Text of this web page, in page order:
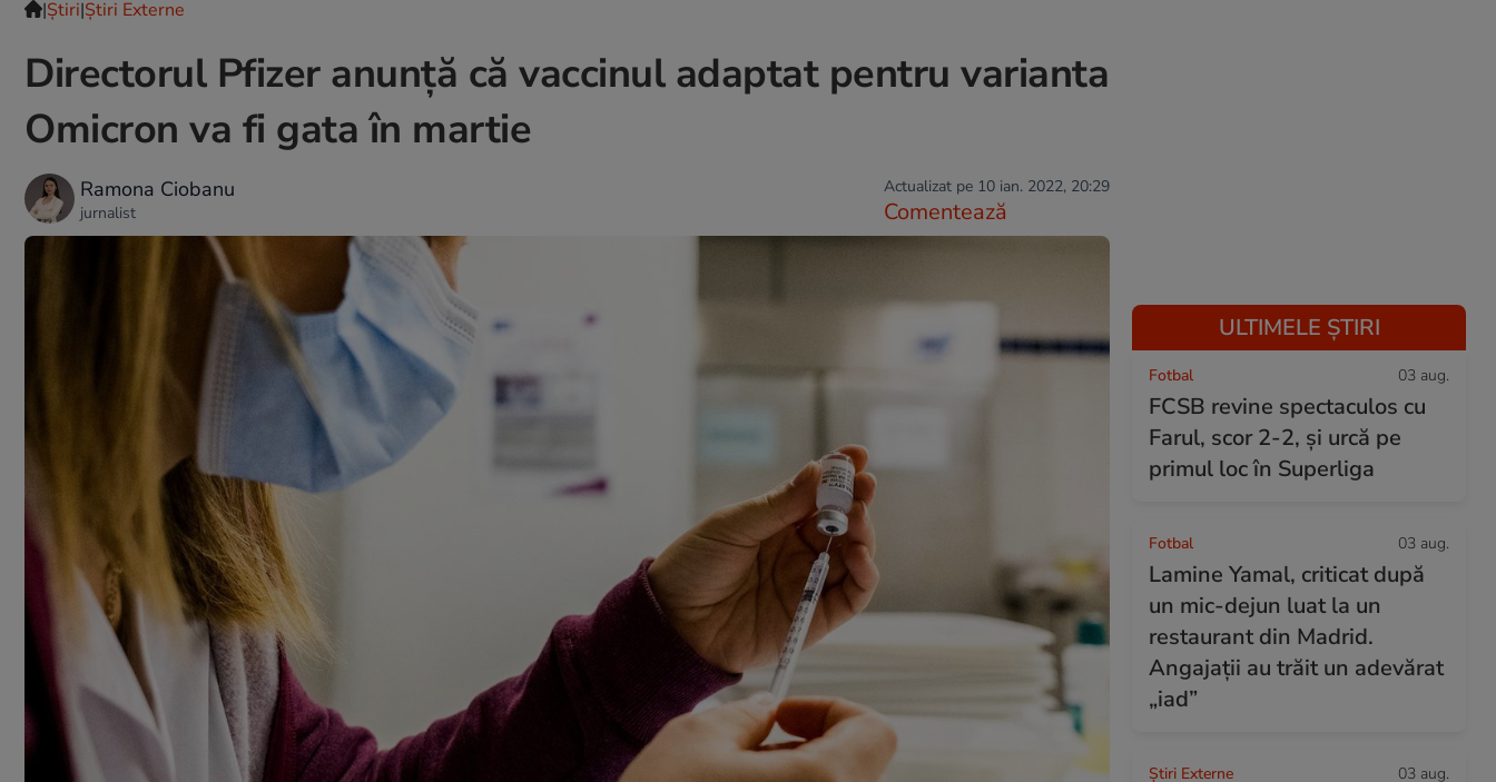
|Ştiri|Știri Externe
Directorul Pfizer anunță că vaccinul adaptat pentru varianta
Omicron va fi gata în martie
Ramona Ciobanu
jurnalist
Actualizat pe 10 ian. 2022, 20:29
Comentează
ULTIMELE ȘTIRI
Fotbal 03 aug.
FCSB revine spectaculos cu
Farul, scor 2-2, și urcă pe
primul loc în Superliga
Fotbal 03 aug.
Lamine Yamal, criticat după
un mic-dejun luat la un
restaurant din Madrid.
Angajații au trăit un adevărat
„iad”
Știri Externe 03 aug.